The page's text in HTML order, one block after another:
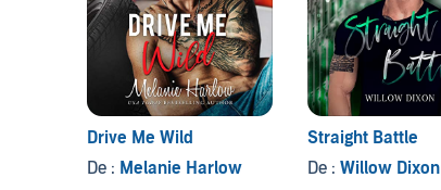
Drive Me Wild
De : Melanie Harlow
Straight Battle
De : Willow Dixon